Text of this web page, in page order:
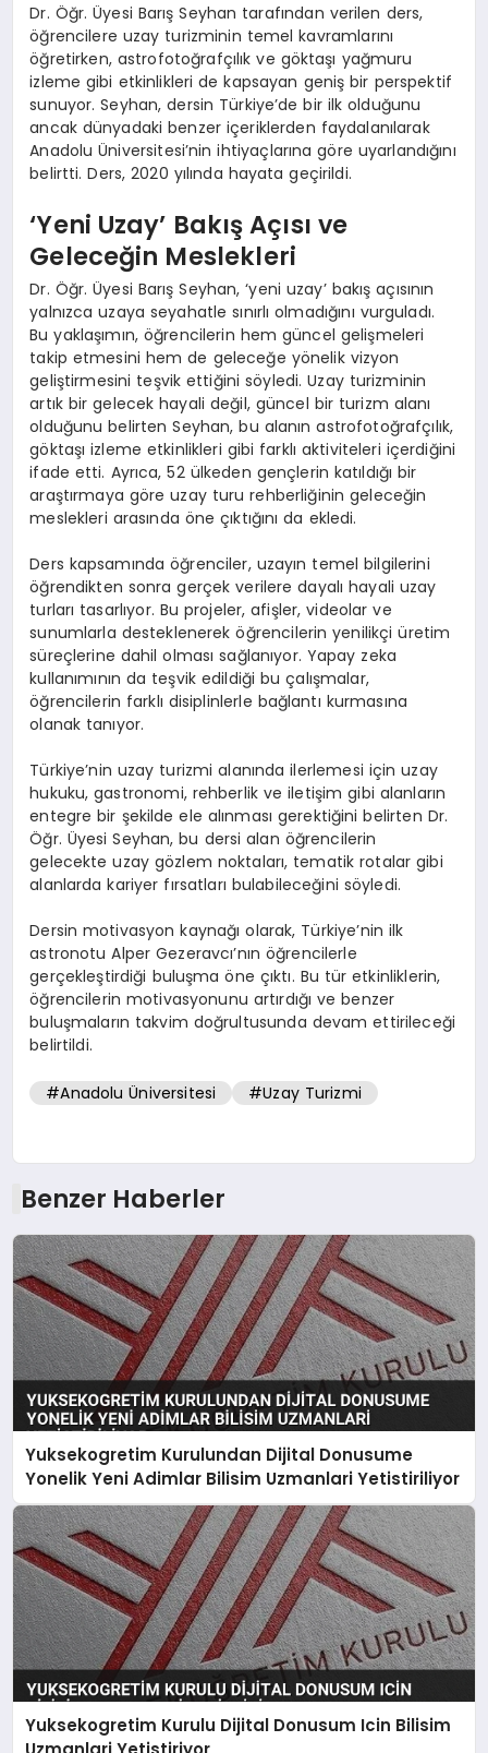
Dr. Öğr. Üyesi Barış Seyhan tarafından verilen ders,
öğrencilere uzay turizminin temel kavramlarını
öğretirken, astrofotoğrafçılık ve göktaşı yağmuru
izleme gibi etkinlikleri de kapsayan geniş bir perspektif
sunuyor. Seyhan, dersin Türkiye’de bir ilk olduğunu
ancak dünyadaki benzer içeriklerden faydalanılarak
Anadolu Üniversitesi’nin ihtiyaçlarına göre uyarlandığını
belirtti. Ders, 2020 yılında hayata geçirildi.
‘Yeni Uzay’ Bakış Açısı ve
Geleceğin Meslekleri
Dr. Öğr. Üyesi Barış Seyhan, ‘yeni uzay’ bakış açısının
yalnızca uzaya seyahatle sınırlı olmadığını vurguladı.
Bu yaklaşımın, öğrencilerin hem güncel gelişmeleri
takip etmesini hem de geleceğe yönelik vizyon
geliştirmesini teşvik ettiğini söyledi. Uzay turizminin
artık bir gelecek hayali değil, güncel bir turizm alanı
olduğunu belirten Seyhan, bu alanın astrofotoğrafçılık,
göktaşı izleme etkinlikleri gibi farklı aktiviteleri içerdiğini
ifade etti. Ayrıca, 52 ülkeden gençlerin katıldığı bir
araştırmaya göre uzay turu rehberliğinin geleceğin
meslekleri arasında öne çıktığını da ekledi.
Ders kapsamında öğrenciler, uzayın temel bilgilerini
öğrendikten sonra gerçek verilere dayalı hayali uzay
turları tasarlıyor. Bu projeler, afişler, videolar ve
sunumlarla desteklenerek öğrencilerin yenilikçi üretim
süreçlerine dahil olması sağlanıyor. Yapay zeka
kullanımının da teşvik edildiği bu çalışmalar,
öğrencilerin farklı disiplinlerle bağlantı kurmasına
olanak tanıyor.
Türkiye’nin uzay turizmi alanında ilerlemesi için uzay
hukuku, gastronomi, rehberlik ve iletişim gibi alanların
entegre bir şekilde ele alınması gerektiğini belirten Dr.
Öğr. Üyesi Seyhan, bu dersi alan öğrencilerin
gelecekte uzay gözlem noktaları, tematik rotalar gibi
alanlarda kariyer fırsatları bulabileceğini söyledi.
Dersin motivasyon kaynağı olarak, Türkiye’nin ilk
astronotu Alper Gezeravcı’nın öğrencilerle
gerçekleştirdiği buluşma öne çıktı. Bu tür etkinliklerin,
öğrencilerin motivasyonunu artırdığı ve benzer
buluşmaların takvim doğrultusunda devam ettirileceği
belirtildi.
#Anadolu Üniversitesi #Uzay Turizmi
Benzer Haberler
Yuksekogretim Kurulundan Dijital Donusume
Yonelik Yeni Adimlar Bilisim Uzmanlari Yetistiriliyor
Yuksekogretim Kurulu Dijital Donusum Icin Bilisim